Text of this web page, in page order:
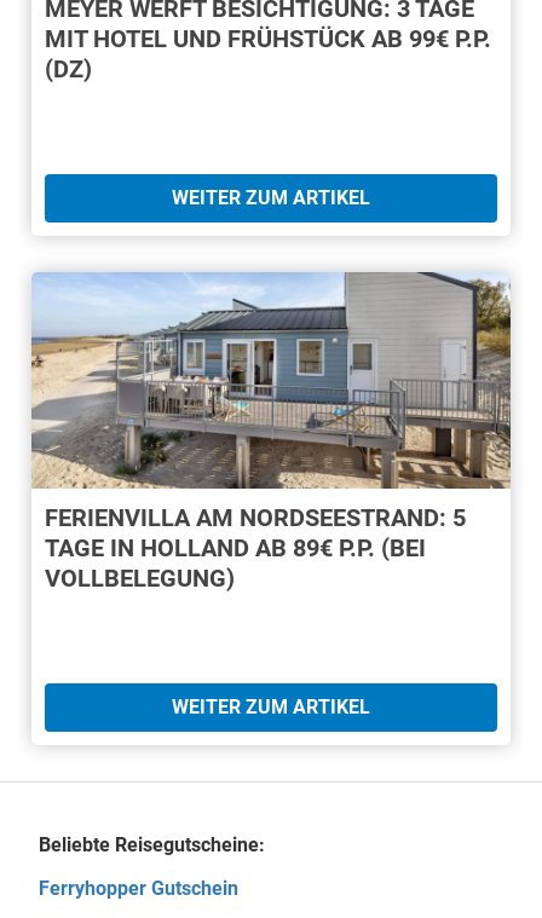
MEYER WERFT BESICHTIGUNG: 3 TAGE
MIT HOTEL UND FRÜHSTÜCK AB 99€ P.P.
(DZ)
WEITER ZUM ARTIKEL
FERIENVILLA AM NORDSEESTRAND: 5
TAGE IN HOLLAND AB 89€ P.P. (BEI
VOLLBELEGUNG)
WEITER ZUM ARTIKEL
Beliebte Reisegutscheine:
Ferryhopper Gutschein